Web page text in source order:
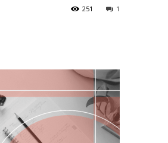
1
251